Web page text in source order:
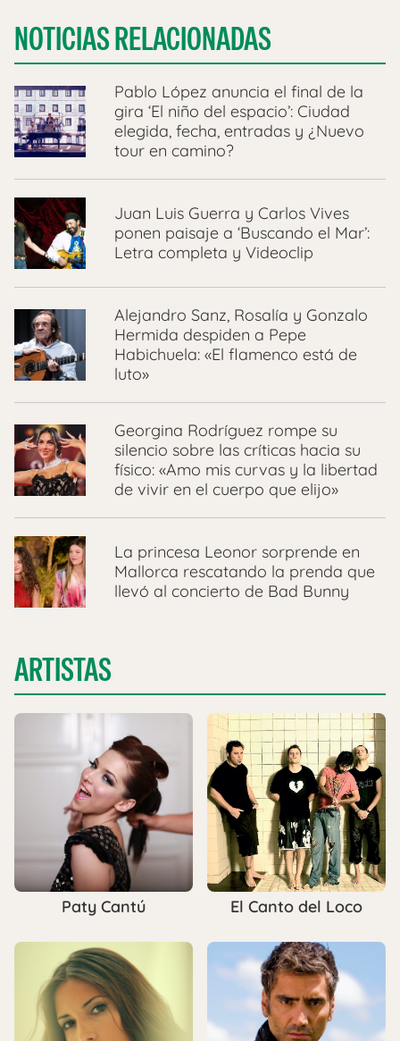
NOTICIAS RELACIONADAS
Pablo López anuncia el final de la
gira ‘El niño del espacio’: Ciudad
elegida, fecha, entradas y ¿Nuevo
tour en camino?
Juan Luis Guerra y Carlos Vives
ponen paisaje a ‘Buscando el Mar’:
Letra completa y Videoclip
Alejandro Sanz, Rosalía y Gonzalo
Hermida despiden a Pepe
Habichuela: «El flamenco está de
luto»
Georgina Rodríguez rompe su
silencio sobre las críticas hacia su
físico: «Amo mis curvas y la libertad
de vivir en el cuerpo que elijo»
La princesa Leonor sorprende en
Mallorca rescatando la prenda que
llevó al concierto de Bad Bunny
ARTISTAS
Paty Cantú El Canto del Loco